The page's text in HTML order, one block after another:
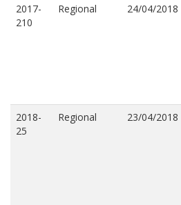
2017-
210
Regional 24/04/2018
2018-
25
Regional 23/04/2018